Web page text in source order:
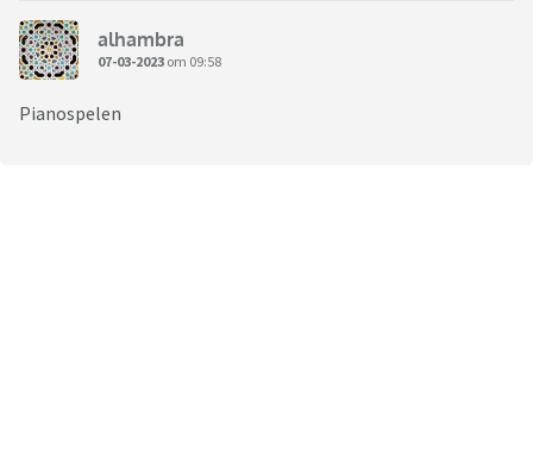
alhambra
07-03-2023 om 09:58
Pianospelen